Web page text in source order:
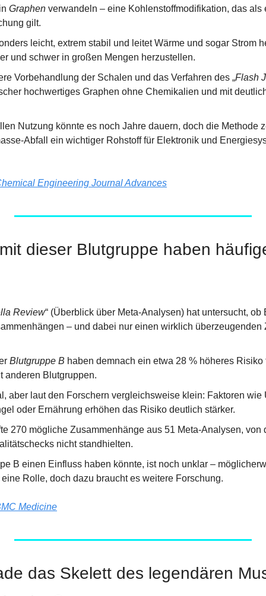
Graphen verwandeln – eine Kohlenstoffmodifikation, das als
gilt.
leicht, extrem stabil und leitet Wärme und sogar Strom
und schwer in großen Mengen herzustellen.
Vorbehandlung der Schalen und das Verfahren des „Flash
hochwertiges Graphen ohne Chemikalien und mit
Nutzung könnte es noch Jahre dauern, doch die Methode
Abfall ein wichtiger Rohstoff für Elektronik und
Engineering Journal Advances
dieser Blutgruppe haben
Review“ (Überblick über Meta-Analysen) hat untersucht, ob
– und dabei nur einen wirklich überzeugenden
Blutgruppe B haben demnach ein etwa 28 % höheres
anderen Blutgruppen.
aber laut den Forschern vergleichsweise klein: Faktoren wie
oder Ernährung erhöhen das Risiko deutlich stärker.
270 mögliche Zusammenhänge aus 51 Meta-Analysen, von
nicht standhielten.
B einen Einfluss haben könnte, ist noch unklar –
Rolle, doch dazu braucht es weitere Forschung.
Medicine
das Skelett des legendären